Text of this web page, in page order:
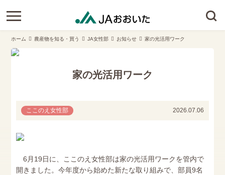
ホーム 農産物を知る・買う JA女性部 お知らせ 家の光活用ワーク
家の光活用ワーク
ここのえ女性部 2026.07.06
6月19日に、ここのえ女性部は家の光活用ワークを管内で
開きました。今年度から始めた新たな取り組みで、部員9名